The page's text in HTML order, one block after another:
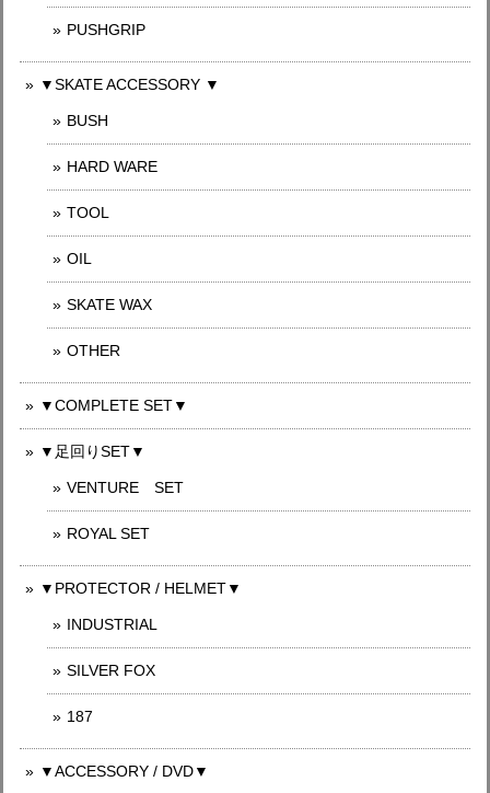
PUSHGRIP
▼SKATE ACCESSORY ▼
BUSH
HARD WARE
TOOL
OIL
SKATE WAX
OTHER
▼COMPLETE SET▼
▼足回りSET▼
VENTURE SET
ROYAL SET
▼PROTECTOR / HELMET▼
INDUSTRIAL
SILVER FOX
187
▼ACCESSORY / DVD▼